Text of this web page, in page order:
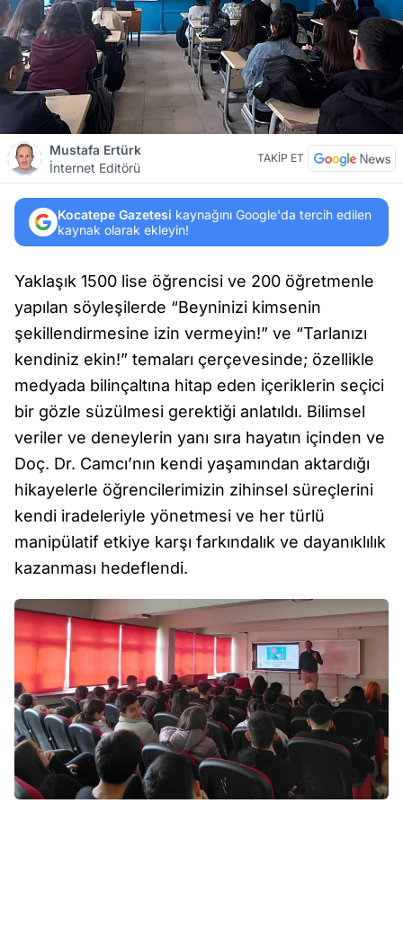
Mustafa Ertürk
İnternet Editörü
TAKİP ET
Kocatepe Gazetesi kaynağını Google'da tercih edilen
kaynak olarak ekleyin!
Yaklaşık 1500 lise öğrencisi ve 200 öğretmenle
yapılan söyleşilerde “Beyninizi kimsenin
şekillendirmesine izin vermeyin!” ve “Tarlanızı
kendiniz ekin!” temaları çerçevesinde; özellikle
medyada bilinçaltına hitap eden içeriklerin seçici
bir gözle süzülmesi gerektiği anlatıldı. Bilimsel
veriler ve deneylerin yanı sıra hayatın içinden ve
Doç. Dr. Camcı’nın kendi yaşamından aktardığı
hikayelerle öğrencilerimizin zihinsel süreçlerini
kendi iradeleriyle yönetmesi ve her türlü
manipülatif etkiye karşı farkındalık ve dayanıklılık
kazanması hedeflendi.